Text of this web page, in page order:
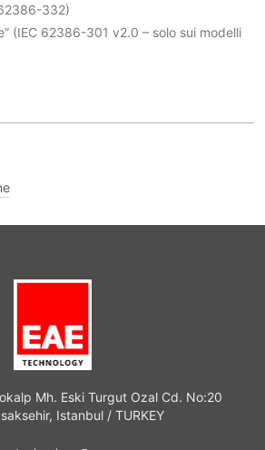
332)
(IEC 62386-301 v2.0 – solo sui modelli
Mh. Eski Turgut Ozal Cd. No:20
Istanbul / TURKEY